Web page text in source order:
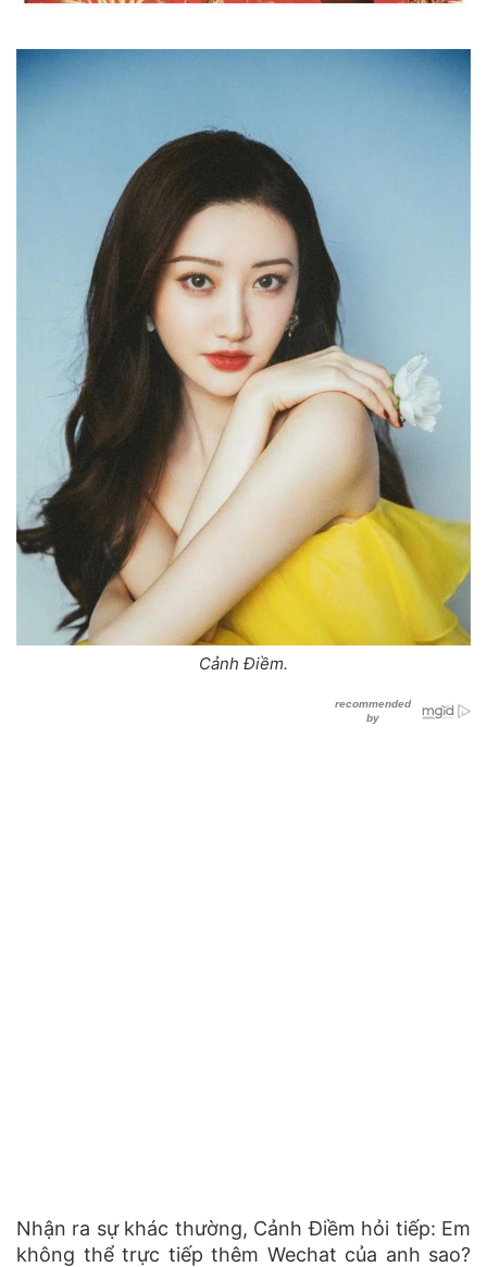
Cảnh Điềm.
Nhận ra sự khác thường, Cảnh Điềm hỏi tiếp: Em
không thể trực tiếp thêm Wechat của anh sao?